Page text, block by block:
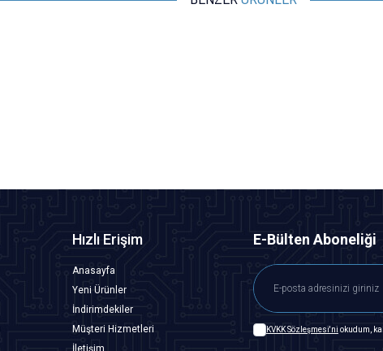
Hızlı Erişim
Anasayfa
Yeni Ürünler
İndirimdekiler
Müşteri Hizmetleri
İletişim
E-Bülten Aboneliği
KVKK Sözleşmesi'ni okudum,